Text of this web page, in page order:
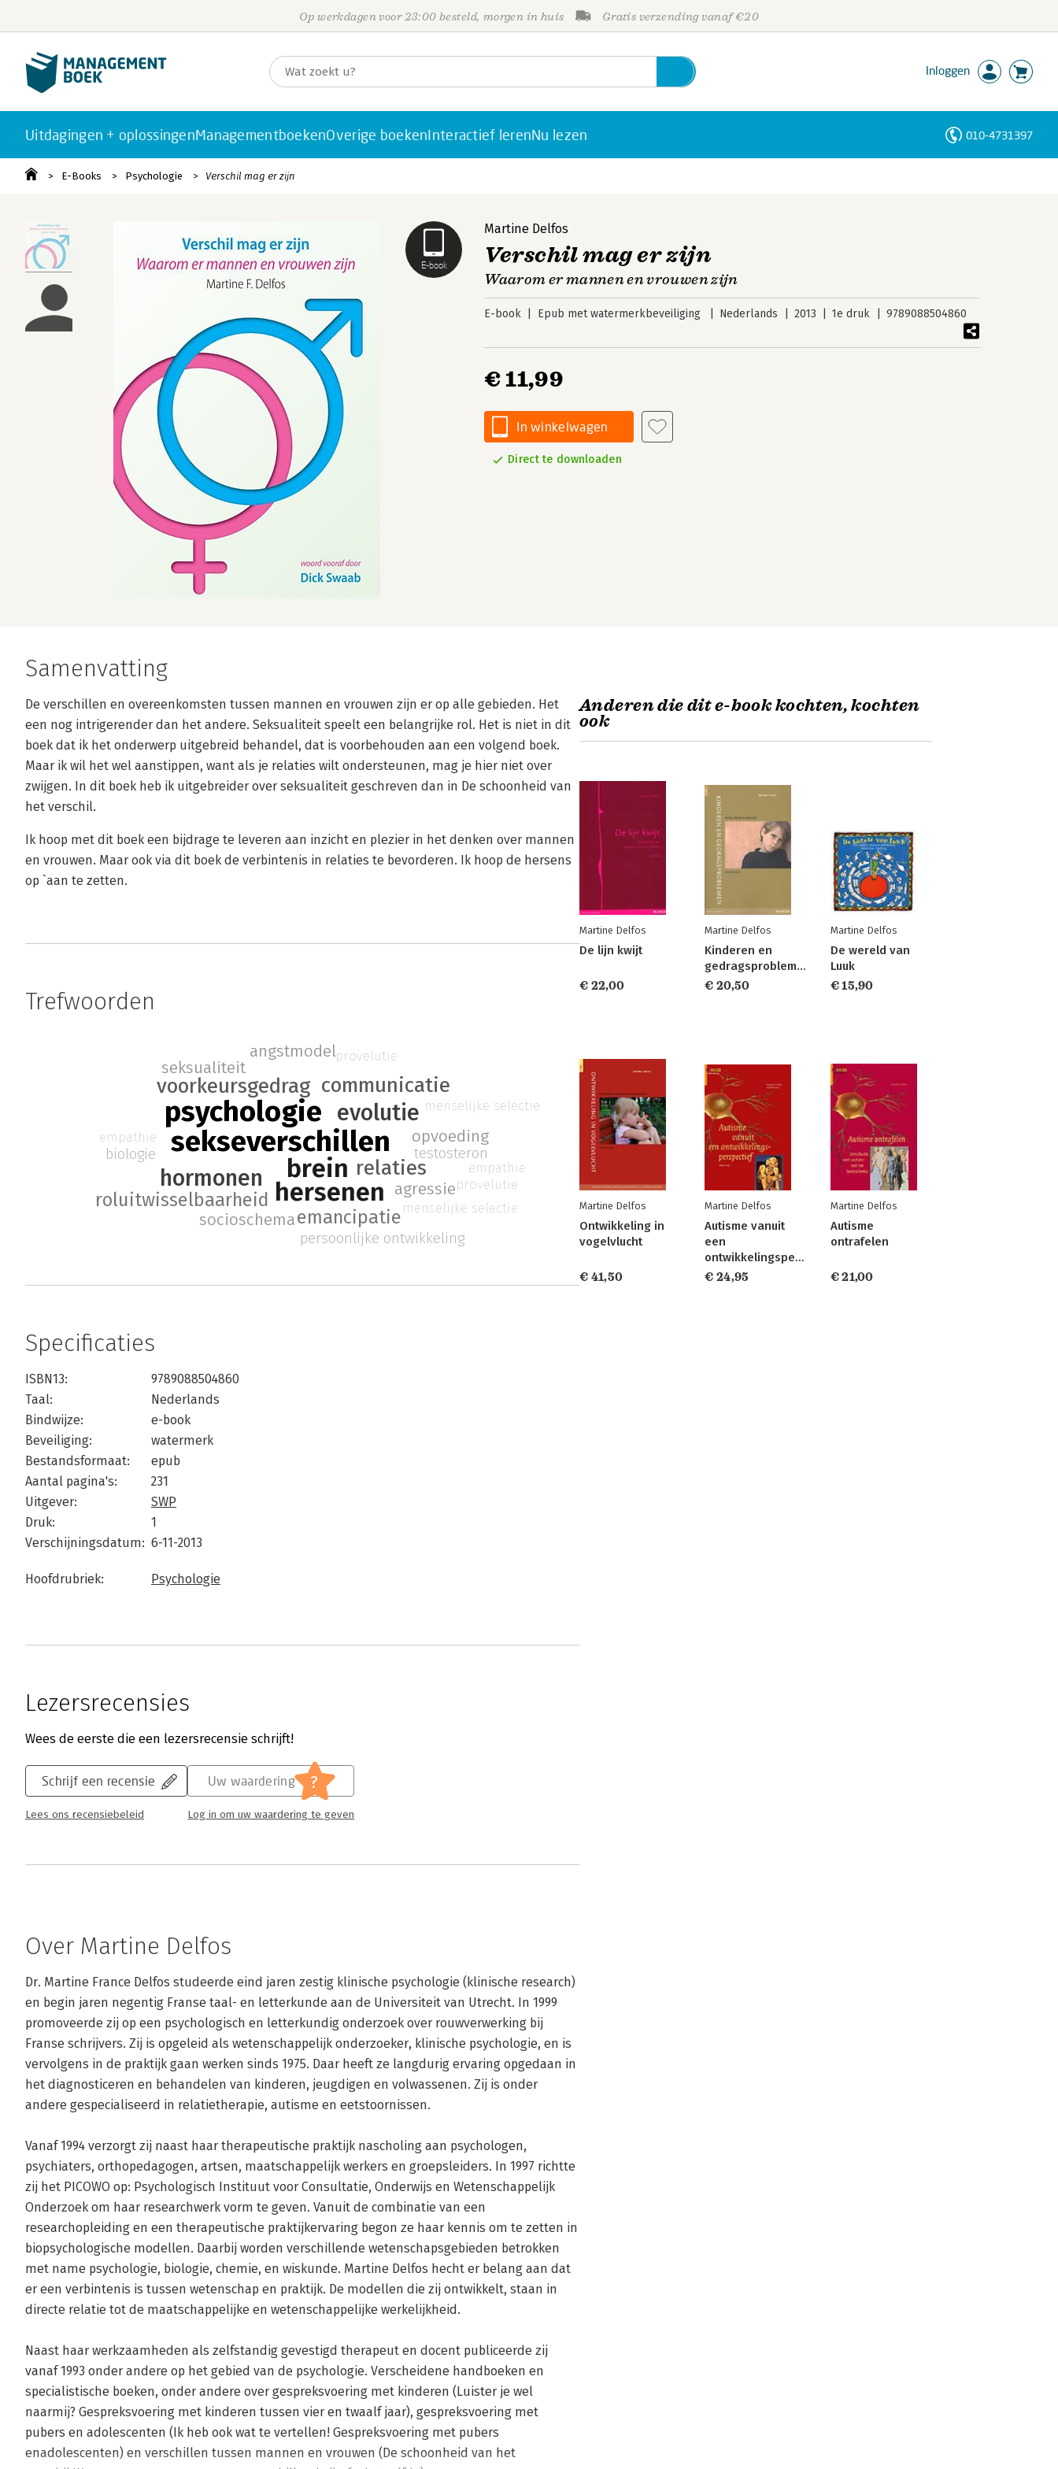
Op werkdagen voor 23:00 besteld, morgen in huis Gratis verzending vanaf €20
Inloggen
Uitdagingen + oplossingenManagementboekenOverige boekenInteractief lerenNu lezen 010-4731397
E-Books Psychologie Verschil mag er zijn
E-book
Martine Delfos
Verschil mag er zijn
Waarom er mannen en vrouwen zijn
E-book Epub met watermerkbeveiliging Nederlands 2013 1e druk 9789088504860
€ 11,99
In winkelwagen
Direct te downloaden
Samenvatting
De verschillen en overeenkomsten tussen mannen en vrouwen zijn er op alle gebieden. Het
een nog intrigerender dan het andere. Seksualiteit speelt een belangrijke rol. Het is niet in dit
boek dat ik het onderwerp uitgebreid behandel, dat is voorbehouden aan een volgend boek.
Maar ik wil het wel aanstippen, want als je relaties wilt ondersteunen, mag je hier niet over
zwijgen. In dit boek heb ik uitgebreider over seksualiteit geschreven dan in De schoonheid van
het verschil.
Ik hoop met dit boek een bijdrage te leveren aan inzicht en plezier in het denken over mannen
en vrouwen. Maar ook via dit boek de verbintenis in relaties te bevorderen. Ik hoop de hersens
op `aan te zetten.
Trefwoorden
sekseverschillen
psychologie
brein
hersenen
hormonen
evolutie
voorkeursgedrag
relaties
communicatie
emancipatie
roluitwisselbaarheid
socioschema
opvoeding
seksualiteit
angstmodel
agressie
testosteron
biologie
persoonlijke ontwikkeling
empathie
provelutie
menselijke selectie
empathie
provelutie
menselijke selectie
Specificaties
ISBN13:
9789088504860
Taal:
Nederlands
Bindwijze:
e-book
Beveiliging:
watermerk
Bestandsformaat:
epub
Aantal pagina's:
231
Uitgever:
SWP
Druk:
1
Verschijningsdatum: 6-11-2013
Hoofdrubriek: Psychologie
Lezersrecensies
Wees de eerste die een lezersrecensie schrijft!
Schrijf een recensie
Lees ons recensiebeleid
Uw waardering ?
Log in om uw waardering te geven
Over Martine Delfos
Dr. Martine France Delfos studeerde eind jaren zestig klinische psychologie (klinische research)
en begin jaren negentig Franse taal- en letterkunde aan de Universiteit van Utrecht. In 1999
promoveerde zij op een psychologisch en letterkundig onderzoek over rouwverwerking bij
Franse schrijvers. Zij is opgeleid als wetenschappelijk onderzoeker, klinische psychologie, en is
vervolgens in de praktijk gaan werken sinds 1975. Daar heeft ze langdurig ervaring opgedaan in
het diagnosticeren en behandelen van kinderen, jeugdigen en volwassenen. Zij is onder
andere gespecialiseerd in relatietherapie, autisme en eetstoornissen.
Vanaf 1994 verzorgt zij naast haar therapeutische praktijk nascholing aan psychologen,
psychiaters, orthopedagogen, artsen, maatschappelijk werkers en groepsleiders. In 1997 richtte
zij het PICOWO op: Psychologisch Instituut voor Consultatie, Onderwijs en Wetenschappelijk
Onderzoek om haar researchwerk vorm te geven. Vanuit de combinatie van een
researchopleiding en een therapeutische praktijkervaring begon ze haar kennis om te zetten in
biopsychologische modellen. Daarbij worden verschillende wetenschapsgebieden betrokken
met name psychologie, biologie, chemie, en wiskunde. Martine Delfos hecht er belang aan dat
er een verbintenis is tussen wetenschap en praktijk. De modellen die zij ontwikkelt, staan in
directe relatie tot de maatschappelijke en wetenschappelijke werkelijkheid.
Naast haar werkzaamheden als zelfstandig gevestigd therapeut en docent publiceerde zij
vanaf 1993 onder andere op het gebied van de psychologie. Verscheidene handboeken en
specialistische boeken, onder andere over gespreksvoering met kinderen (Luister je wel
naarmij? Gespreksvoering met kinderen tussen vier en twaalf jaar), gespreksvoering met
pubers en adolescenten (Ik heb ook wat te vertellen! Gespreksvoering met pubers
enadolescenten) en verschillen tussen mannen en vrouwen (De schoonheid van het
Anderen die dit e-book kochten, kochten
ook
Martine Delfos
De lijn kwijt
€ 22,00
Martine Delfos
Kinderen en
gedragsproblemen
€ 20,50
Martine Delfos
De wereld van
Luuk
€ 15,90
Martine Delfos
Ontwikkeling in
vogelvlucht
€ 41,50
Martine Delfos
Autisme vanuit
een
ontwikkelingsperspectief
€ 24,95
Martine Delfos
Autisme
ontrafelen
€ 21,00
Personen